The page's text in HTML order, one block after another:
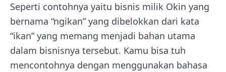
Seperti contohnya yaitu bisnis milik Okin yang
bernama “ngikan” yang dibelokkan dari kata
“ikan” yang memang menjadi bahan utama
dalam bisnisnya tersebut. Kamu bisa tuh
mencontohnya dengan menggunakan bahasa